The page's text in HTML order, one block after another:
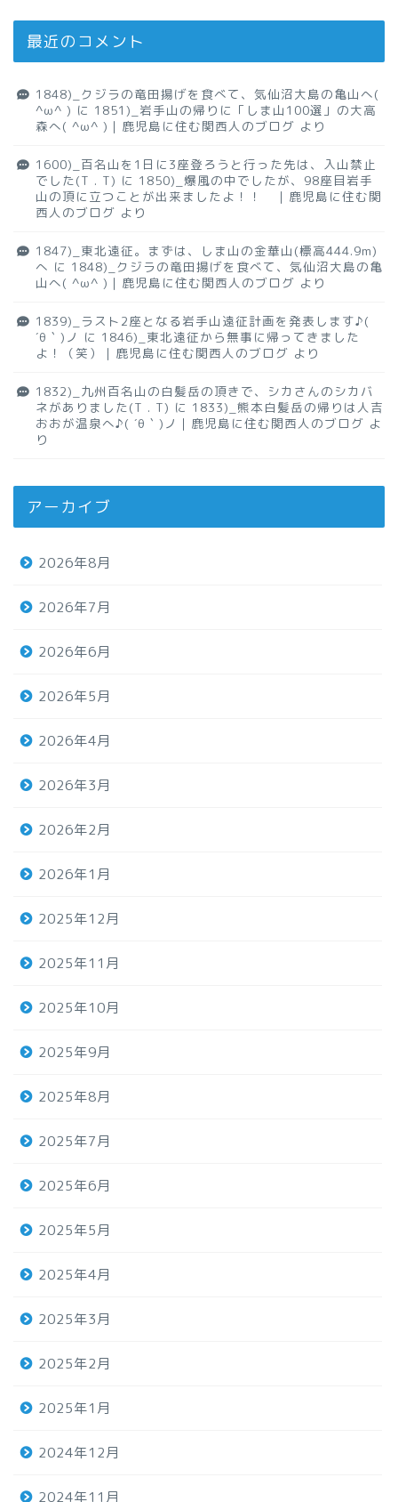
最近のコメント
1848)_クジラの竜田揚げを食べて、気仙沼大島の亀山へ(
^ω^ ) に 1851)_岩手山の帰りに「しま山100選」の大高
森へ( ^ω^ )｜鹿児島に住む関西人のブログ より
1600)_百名山を1日に3座登ろうと行った先は、入山禁止
でした(T . T) に 1850)_爆風の中でしたが、98座目岩手
山の頂に立つことが出来ましたよ！！ ｜鹿児島に住む関
西人のブログ より
1847)_東北遠征。まずは、しま山の金華山(標高444.9m)
へ に 1848)_クジラの竜田揚げを食べて、気仙沼大島の亀
山へ( ^ω^ )｜鹿児島に住む関西人のブログ より
1839)_ラスト2座となる岩手山遠征計画を発表します♪(
´θ｀)ノ に 1846)_東北遠征から無事に帰ってきました
よ！（笑）｜鹿児島に住む関西人のブログ より
1832)_九州百名山の白髪岳の頂きで、シカさんのシカバ
ネがありました(T . T) に 1833)_熊本白髪岳の帰りは人吉
おおが温泉へ♪( ´θ｀)ノ｜鹿児島に住む関西人のブログ よ
り
アーカイブ
2026年8月
2026年7月
2026年6月
2026年5月
2026年4月
2026年3月
2026年2月
2026年1月
2025年12月
2025年11月
2025年10月
2025年9月
2025年8月
2025年7月
2025年6月
2025年5月
2025年4月
2025年3月
2025年2月
2025年1月
2024年12月
2024年11月